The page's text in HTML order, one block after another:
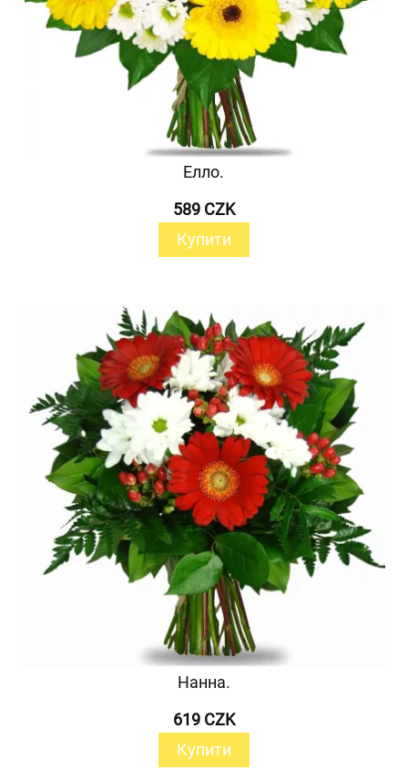
Елло.
589 CZK
Купити
Нанна.
619 CZK
Купити